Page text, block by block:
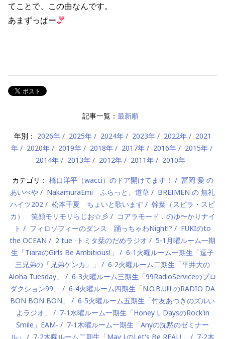
てことで、この曲なんです。
あまずっぱー
記事一覧： 最新順
年別： 2026年 2025年 2024年 2023年 2022年
2021
年
2020年 2019年 2018年 2017年 2016年
2015年
2014年
2013年 2012年 2011年 2010年
カテゴリ： 橋口洋平（wacci）のドア開けてます！
冨岡 愛 の
あいべや
NakamuraEmi ふらっと、道草
BREIMEN の 無礼
ハイツ202
松本千夏 ちょいと歌います
幹葉（スピラ・スピ
カ） 笑顔モリモリらじお☆彡
コアラモード．のゆ〜かりナイ
ト
フィロソフィーのダンス 踊っちゃわNight!?
FUKIのto
the OCEAN
2 tue -トミタ栞のだめラジオ
5-1月曜ルーム一期
生「TiaraのGirls Be Ambitious!」
6-1火曜ルーム一期生「逗子
三兄弟の「兄弟ケンカ」」
6-2火曜ルーム二期生「平井大の
Aloha Tuesday」
6-3火曜ルーム三期生「99RadioServiceのプロ
ダクション99」
6-4火曜ルーム四期生「N.O.B.U!!! のRADIO DA
BON BON BON」
6-5火曜ルーム五期生「竹友あつきのズルい
よラジオ」
7-1水曜ルーム一期生「Honey L DaysのRock'in
Smile」EAM-
7-1木曜ルーム一期生「Anyの沈黙のゼミナー
ル」
7-2木曜ルーム二期生「May J.のLet's Be REAL!」 7-2木